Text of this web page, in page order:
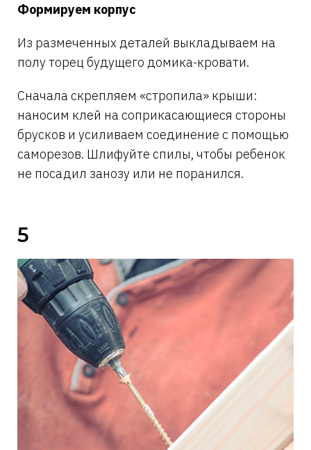
Формируем корпус
Из размеченных деталей выкладываем на
полу торец будущего домика-кровати.
Сначала скрепляем «стропила» крыши:
наносим клей на соприкасающиеся стороны
брусков и усиливаем соединение с помощью
саморезов. Шлифуйте спилы, чтобы ребенок
не посадил занозу или не поранился.
5